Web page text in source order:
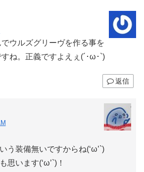
ウルズグリーヴを作る事を
ね。正義ですよえぇ(´･ω･`)
返信
う装備無いですからね(‘ω’`)
思います(‘ω’`)！